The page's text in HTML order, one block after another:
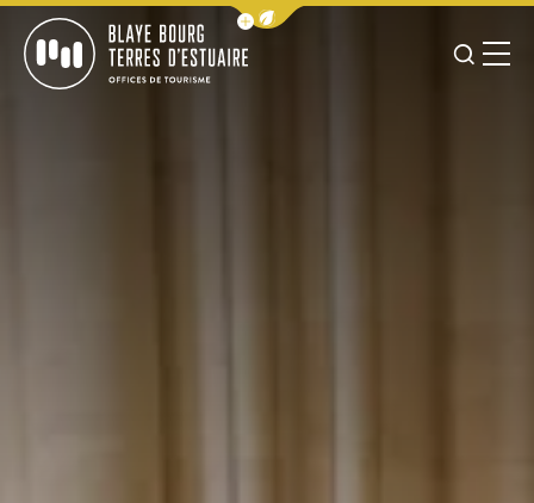
Afficher la barre de navigation
JE
MENU